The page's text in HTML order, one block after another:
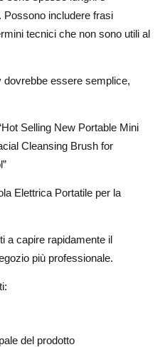
includere frasi
tecnici che non sono utili al
dovrebbe essere semplice,
Selling New Portable Mini
Cleansing Brush for
Elettrica Portatile per la
a capire rapidamente il
più professionale.
del prodotto